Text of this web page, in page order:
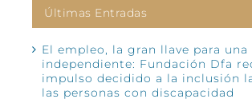
Últimas Entradas
El empleo, la gran llave para una
independiente: Fundación Dfa
impulso decidido a la inclusión
las personas con discapacidad